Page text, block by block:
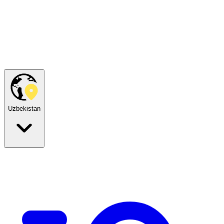
Uzbekistan